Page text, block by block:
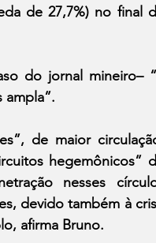
de 27,7%) no final
do jornal mineiro–
ampla”.
de maior
hegemônicos”
nesses
devido também à
afirma Bruno.